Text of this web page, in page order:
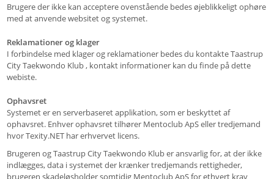
Brugere der ikke kan acceptere ovenstående bedes øjeblikkeligt ophøre
med at anvende websitet og systemet.
Reklamationer og klager
I forbindelse med klager og reklamationer bedes du kontakte Taastrup
City Taekwondo Klub , kontakt informationer kan du finde på dette
webiste.
Ophavsret
Systemet er en serverbaseret applikation, som er beskyttet af
ophavsret. Enhver ophavsret tilhører Mentoclub ApS eller tredjemand
hvor Texity.NET har erhvervet licens.
Brugeren og Taastrup City Taekwondo Klub er ansvarlig for, at der ikke
indlægges, data i systemet der krænker tredjemands rettigheder,
brugeren skadeløsholder somtidig Mentoclub ApS for ethvert krav